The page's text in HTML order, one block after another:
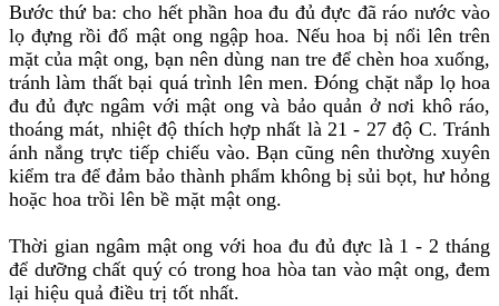
Bước thứ ba: cho hết phần hoa đu đủ đực đã ráo nước vào
lọ đựng rồi đổ mật ong ngập hoa. Nếu hoa bị nổi lên trên
mặt của mật ong, bạn nên dùng nan tre để chèn hoa xuống,
tránh làm thất bại quá trình lên men. Đóng chặt nắp lọ hoa
đu đủ đực ngâm với mật ong và bảo quản ở nơi khô ráo,
thoáng mát, nhiệt độ thích hợp nhất là 21 - 27 độ C. Tránh
ánh nắng trực tiếp chiếu vào. Bạn cũng nên thường xuyên
kiểm tra để đảm bảo thành phẩm không bị sủi bọt, hư hỏng
hoặc hoa trồi lên bề mặt mật ong.
Thời gian ngâm mật ong với hoa đu đủ đực là 1 - 2 tháng
để dưỡng chất quý có trong hoa hòa tan vào mật ong, đem
lại hiệu quả điều trị tốt nhất.